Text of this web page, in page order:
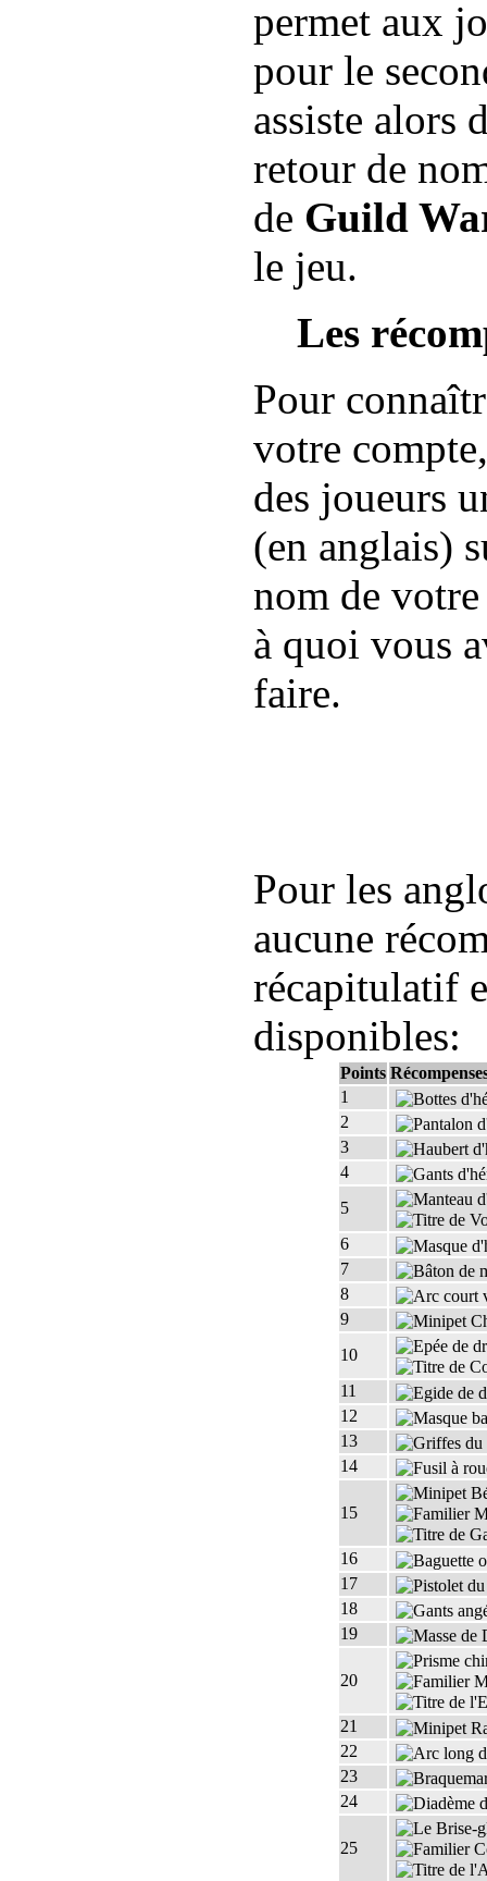
permet aux
pour le
assiste alors
retour de
de Guild
le jeu.
Les
Pour
votre
des joueurs
(en anglais)
nom de
à quoi vous
faire.
Pour les
aucune
récapitulatif
disponibles:
Points
1
2
3
4
5
6
7
8
9
10
11
12
13
14
15
16
17
18
19
20
21
22
23
24
25